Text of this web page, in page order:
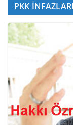
PKK İNFAZLARI